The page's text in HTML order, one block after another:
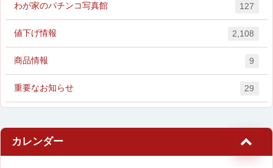
わが家のパチンコ写真館 127
値下げ情報 2,108
商品情報 9
重要なお知らせ 29